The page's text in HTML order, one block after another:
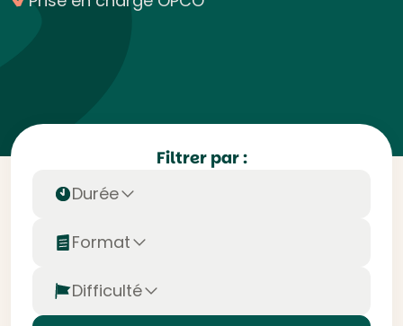
Filtrer par :
Durée
Format
Difficulté